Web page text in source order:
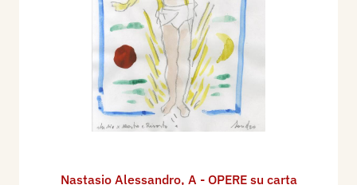
Nastasio Alessandro, A - OPERE su carta